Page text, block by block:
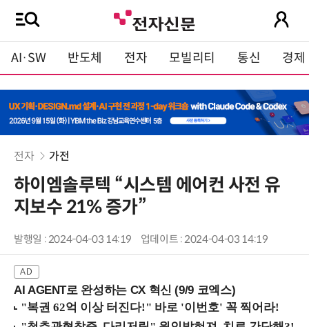
AI·SW 반도체 전자 모빌리티 통신 경제
전자 가전
하이엠솔루텍 “시스템 에어컨 사전 유
지보수 21% 증가”
발행일 : 2024-04-03 14:19 업데이트 : 2024-04-03 14:19
AI AGENT로 완성하는 CX 혁신 (9/9 코엑스)